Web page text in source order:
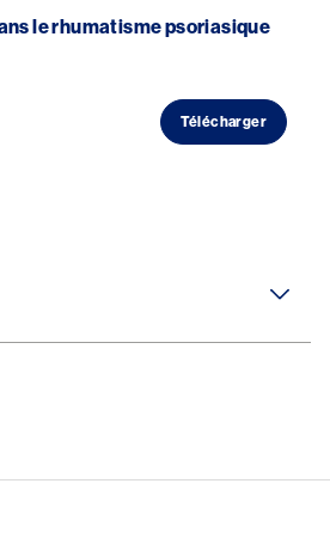
le rhumatisme psoriasique
Télécharger